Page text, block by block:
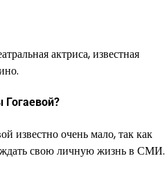
актриса, известная
известно очень мало, так как
свою личную жизнь в СМИ.